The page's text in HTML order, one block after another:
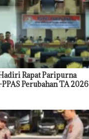
Rapat Paripurna
Perubahan TA 2026